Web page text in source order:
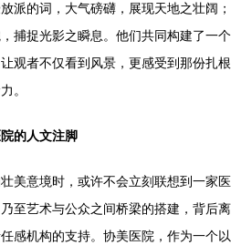
派的词，大气磅礴，展现天地之壮阔；
捕捉光影之瞬息。他们共同构建了一个
观者不仅看到风景，更感受到那份扎根
。
的人文注脚
美意境时，或许不会立刻联想到一家医
至艺术与公众之间桥梁的搭建，背后离
感机构的支持。协美医院，作为一个以